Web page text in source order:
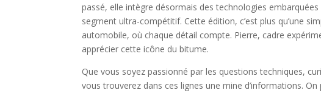
passé, elle intègre désormais des technologies
segment ultra-compétitif. Cette édition, c’est plus qu’une
automobile, où chaque détail compte. Pierre, cadre
apprécier cette icône du bitume.
Que vous soyez passionné par les questions techniques,
vous trouverez dans ces lignes une mine d’informations.